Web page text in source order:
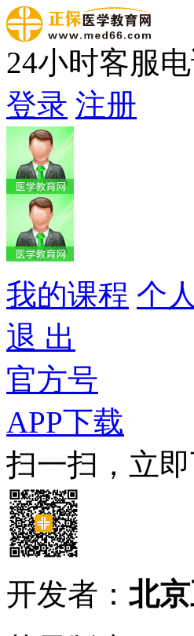
24小时客服
登录 注册
我的课程 个
退 出
官方号
APP下载
扫一扫，立
开发者： 北